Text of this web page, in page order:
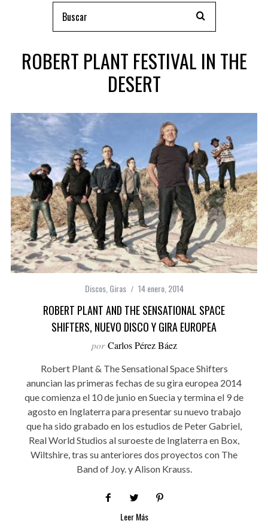
ROBERT PLANT FESTIVAL IN THE
DESERT
Discos,Giras 14 enero, 2014
ROBERT PLANT AND THE SENSATIONAL SPACE
SHIFTERS, NUEVO DISCO Y GIRA EUROPEA
por Carlos Pérez Báez
Robert Plant & The Sensational Space Shifters
anuncian las primeras fechas de su gira europea 2014
que comienza el 10 de junio en Suecia y termina el 9 de
agosto en Inglaterra para presentar su nuevo trabajo
que ha sido grabado en los estudios de Peter Gabriel,
Real World Studios al suroeste de Inglaterra en Box,
Wiltshire, tras su anteriores dos proyectos con The
Band of Joy. y Alison Krauss.
Leer Más